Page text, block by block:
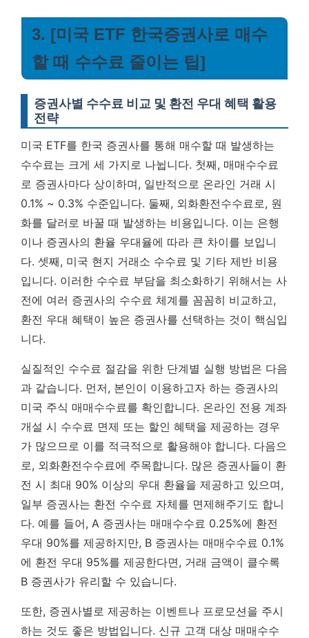
3. [미국 ETF 한국증권사로 매수
할 때 수수료 줄이는 팁]
증권사별 수수료 비교 및 환전 우대 혜택 활용
전략
미국 ETF를 한국 증권사를 통해 매수할 때 발생하는
수수료는 크게 세 가지로 나뉩니다. 첫째, 매매수수료
로 증권사마다 상이하며, 일반적으로 온라인 거래 시
0.1% ~ 0.3% 수준입니다. 둘째, 외화환전수수료로, 원
화를 달러로 바꿀 때 발생하는 비용입니다. 이는 은행
이나 증권사의 환율 우대율에 따라 큰 차이를 보입니
다. 셋째, 미국 현지 거래소 수수료 및 기타 제반 비용
입니다. 이러한 수수료 부담을 최소화하기 위해서는 사
전에 여러 증권사의 수수료 체계를 꼼꼼히 비교하고,
환전 우대 혜택이 높은 증권사를 선택하는 것이 핵심입
니다.
실질적인 수수료 절감을 위한 단계별 실행 방법은 다음
과 같습니다. 먼저, 본인이 이용하고자 하는 증권사의
미국 주식 매매수수료를 확인합니다. 온라인 전용 계좌
개설 시 수수료 면제 또는 할인 혜택을 제공하는 경우
가 많으므로 이를 적극적으로 활용해야 합니다. 다음으
로, 외화환전수수료에 주목합니다. 많은 증권사들이 환
전 시 최대 90% 이상의 우대 환율을 제공하고 있으며,
일부 증권사는 환전 수수료 자체를 면제해주기도 합니
다. 예를 들어, A 증권사는 매매수수료 0.25%에 환전
우대 90%를 제공하지만, B 증권사는 매매수수료 0.1%
에 환전 우대 95%를 제공한다면, 거래 금액이 클수록
B 증권사가 유리할 수 있습니다.
또한, 증권사별로 제공하는 이벤트나 프로모션을 주시
하는 것도 좋은 방법입니다. 신규 고객 대상 매매수수